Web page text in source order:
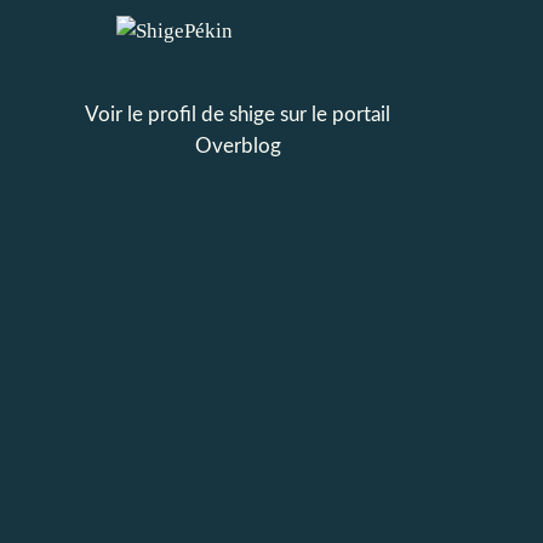
Voir le profil de shige sur le portail
Overblog